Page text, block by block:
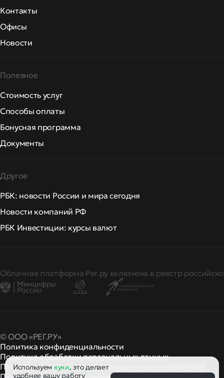
Контакты
Офисы
Новости
Полезное
Стоимость услуг
Способы оплаты
Бонусная программа
Документы
Другое
РБК: новости России и мира сегодня
Новости компаний РФ
РБК Инвестиции: курсы валют
Облачная платформа Рег.ру включена в реестр
© ООО «РЕГ.РУ»
Политика конфиденциальности
Политика обработки персональных данных
Правила применения рекомендательных технологий
Используем куки, это делает
удобнее вашу работу